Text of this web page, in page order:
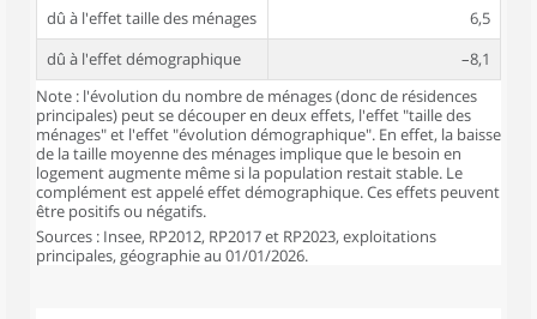
dû à l'effet taille des ménages
6,5
dû à l'effet démographique
–8,1
Note : l'évolution du nombre de ménages (donc de résidences
principales) peut se découper en deux effets, l'effet "taille des
ménages" et l'effet "évolution démographique". En effet, la baisse
de la taille moyenne des ménages implique que le besoin en
logement augmente même si la population restait stable. Le
complément est appelé effet démographique. Ces effets peuvent
être positifs ou négatifs.
Sources : Insee, RP2012, RP2017 et RP2023, exploitations
principales, géographie au 01/01/2026.